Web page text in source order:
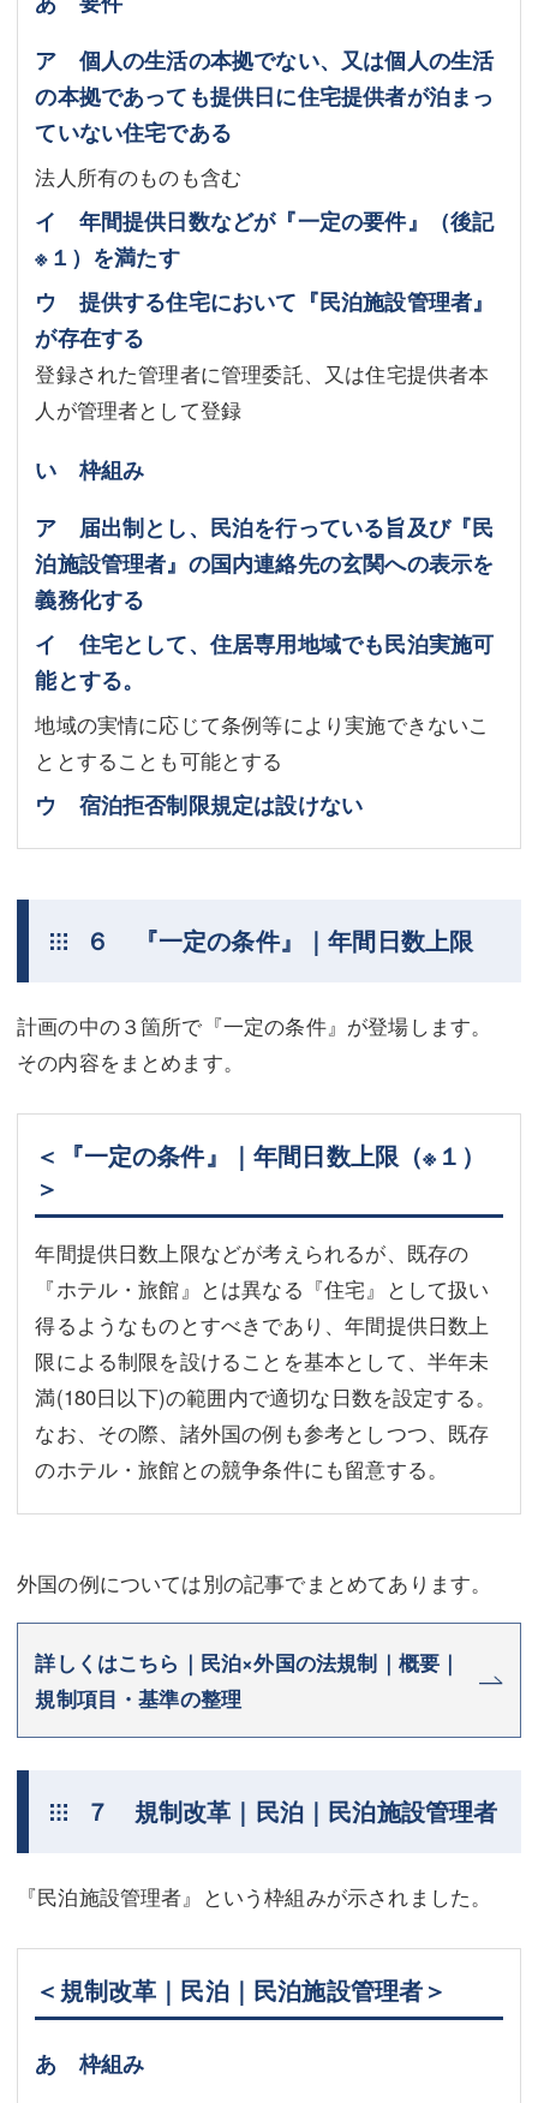
ア 個人の生活の本拠でない、又は個人の生活
の本拠であっても提供日に住宅提供者が泊まっ
ていない住宅である
法人所有のものも含む
イ 年間提供日数などが『一定の要件』（後記
※１ ）を満たす
ウ 提供する住宅において『民泊施設管理者』
が存在する
登録された管理者に管理委託、又は住宅提供者本
人が管理者として登録
い 枠組み
ア 届出制とし、民泊を行っている旨及び『民
泊施設管理者』の国内連絡先の玄関への表示を
義務化する
イ 住宅として、住居専用地域でも民泊実施可
能とする。
地域の実情に応じて条例等により実施できないこ
ととすることも可能とする
ウ 宿泊拒否制限規定は設けない
６ 『一定の条件』｜年間日数上限
計画の中の３箇所で『一定の条件』が登場します。
その内容をまとめます。
＜『一定の条件』｜年間日数上限 （※１）
＞
年間提供日数上限などが考えられるが、既存の
『ホテル・旅館』とは異なる『住宅』として扱い
得るようなものとすべきであり、年間提供日数上
限による制限を設けることを基本として、半年未
満(180日以下)の範囲内で適切な日数を設定する。
なお、その際、諸外国の例も参考としつつ、既存
のホテル・旅館との競争条件にも留意する。
外国の例については別の記事でまとめてあります。
詳しくはこちら｜民泊×外国の法規制｜概要｜
規制項目・基準の整理
７ 規制改革｜民泊｜民泊施設管理者
『民泊施設管理者』という枠組みが示されました。
＜規制改革｜民泊｜民泊施設管理者＞
あ 枠組み